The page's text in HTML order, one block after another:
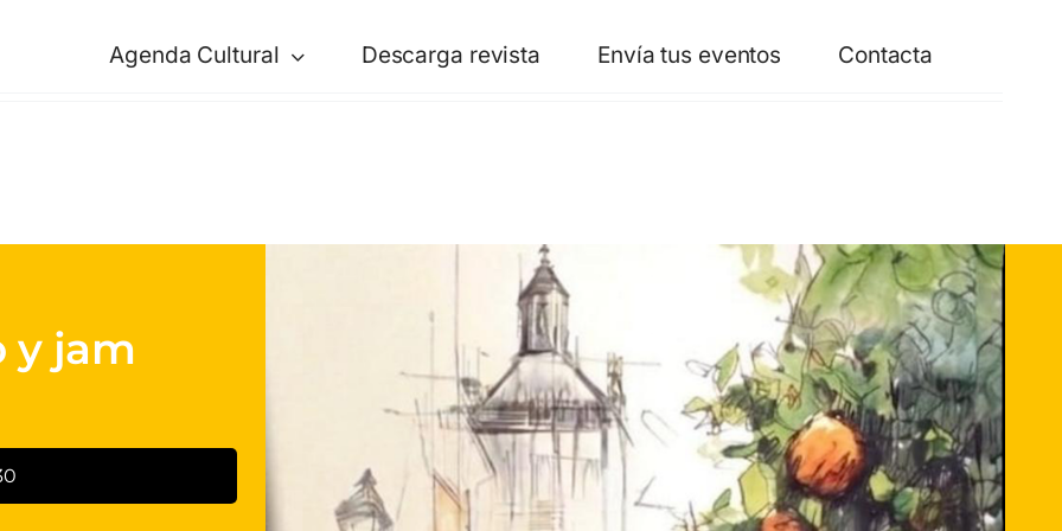
Agenda Cultural Descarga revista Envía tus eventos Contacta
y jam